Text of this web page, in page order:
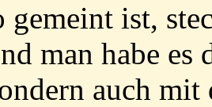
gemeint ist,
man habe
auch